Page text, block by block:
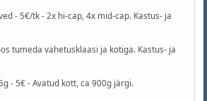
- 5€/tk - 2x hi-cap, 4x mid-cap. Kastus- ja
tumeda vahetusklaasi ja kotiga. Kastus- ja
- 5€ - Avatud kott, ca 900g järgi.